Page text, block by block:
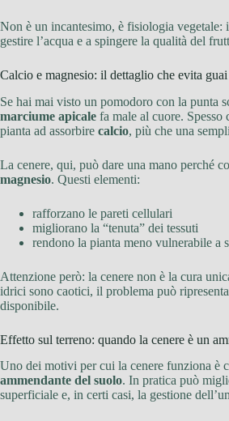
Non è un incantesimo, è fisiologia vegetale:
gestire l’acqua e a spingere la qualità del
Calcio e magnesio: il dettaglio che evita guai
Se hai mai visto un pomodoro con la punta
marciume apicale fa male al cuore. Spesso
pianta ad assorbire calcio, più che una
La cenere, qui, può dare una mano perché
magnesio. Questi elementi:
rafforzano le pareti cellulari
migliorano la “tenuta” dei tessuti
rendono la pianta meno vulnerabile a
Attenzione però: la cenere non è la cura
idrici sono caotici, il problema può
disponibile.
Effetto sul terreno: quando la cenere è un
Uno dei motivi per cui la cenere funziona è
ammendante del suolo. In pratica può
superficiale e, in certi casi, la gestione